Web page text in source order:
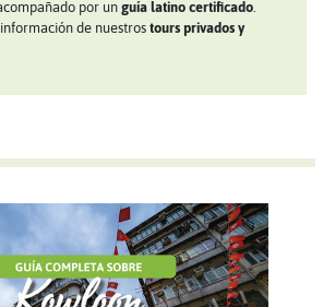
por un guía latino certificado
de nuestros tours privados y